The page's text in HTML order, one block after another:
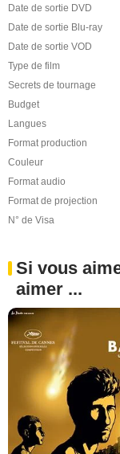
Date de sortie DVD
Date de sortie Blu-ray
Date de sortie VOD
Type de film
Secrets de tournage
Budget
Langues
Format production
Couleur
Format audio
Format de projection
N° de Visa
Si vous
aimer ...